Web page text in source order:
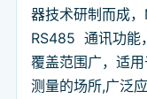
器技术研制而成
RS485 通讯功能
覆盖范围广，适
测量的场所,广泛